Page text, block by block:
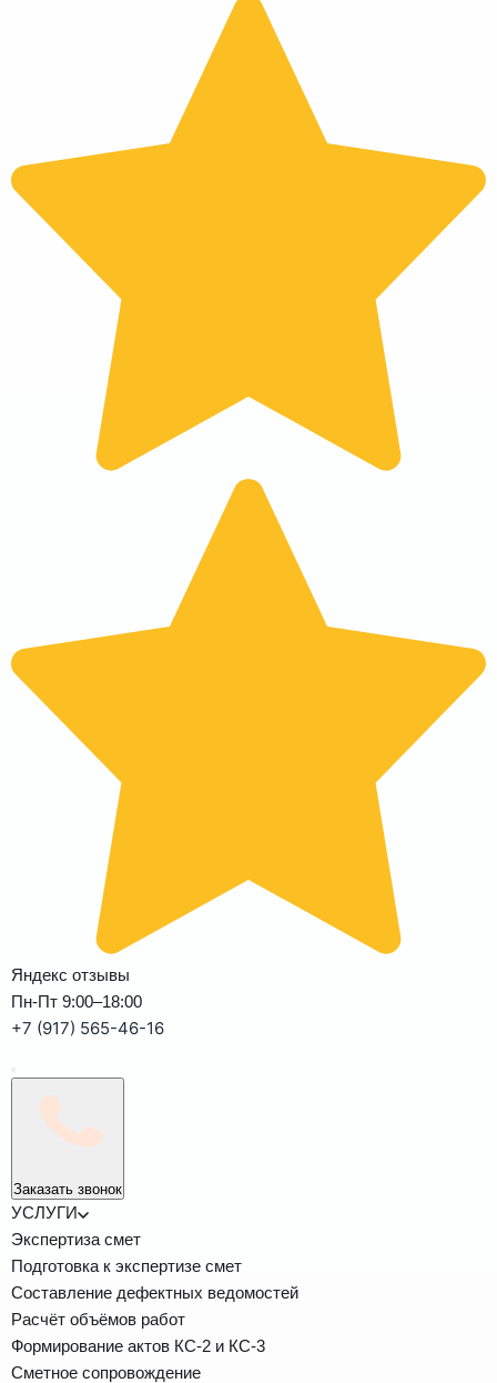
Яндекс отзывы
Пн-Пт 9:00–18:00
+7 (917) 565-46-16
Заказать звонок
УСЛУГИ
Экспертиза смет
Подготовка к экспертизе смет
Составление дефектных ведомостей
Расчёт объёмов работ
Формирование актов КС-2 и КС-3
Сметное сопровождение